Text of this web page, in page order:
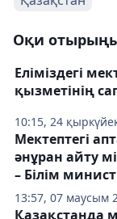
Оқи
10:15, 24
Еліміздегі
қызметінің
13:57, 07 маусым
Мектептегі
әнұран айту
– Білім
Қазақстанда